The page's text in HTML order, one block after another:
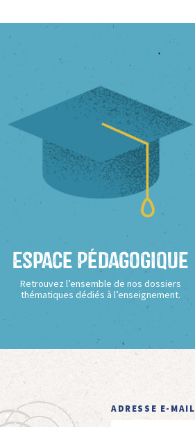
Espace Pédagogique
Retrouvez l’ensemble de nos dossiers
thématiques dédiés à l’enseignement.
ADRESSE E-MAIL